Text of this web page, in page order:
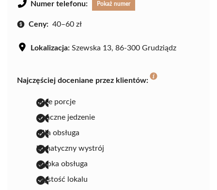
Numer telefonu: Pokaż numer
Ceny: 40–60 zł
Lokalizacja: Szewska 13, 86-300 Grudziądz
Najczęściej doceniane przez klientów:
duże porcje
smaczne jedzenie
miła obsługa
klimatyczny wystrój
szybka obsługa
czystość lokalu